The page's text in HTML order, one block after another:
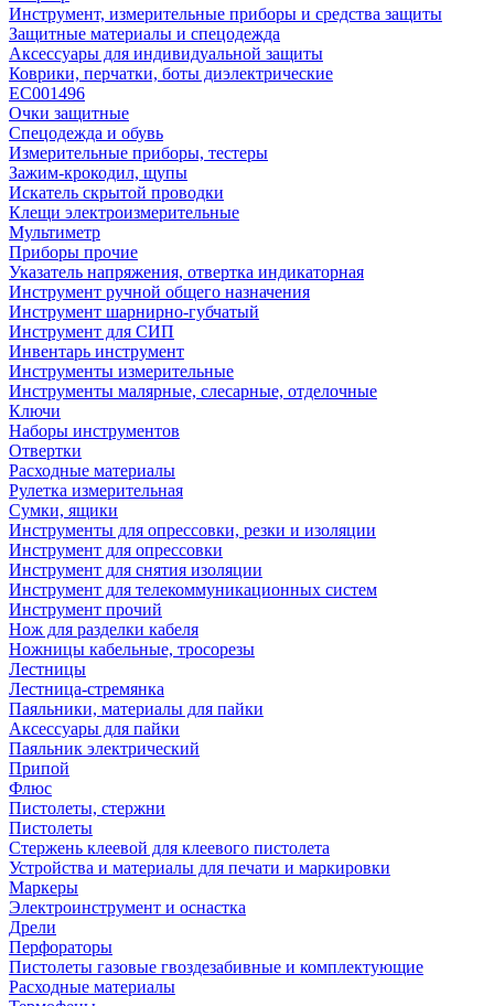
Инструмент, измерительные приборы и средства защиты
Защитные материалы и спецодежда
Аксессуары для индивидуальной защиты
Коврики, перчатки, боты диэлектрические
EC001496
Очки защитные
Спецодежда и обувь
Измерительные приборы, тестеры
Зажим-крокодил, щупы
Искатель скрытой проводки
Клещи электроизмерительные
Мультиметр
Приборы прочие
Указатель напряжения, отвертка индикаторная
Инструмент ручной общего назначения
Инструмент шарнирно-губчатый
Инструмент для СИП
Инвентарь инструмент
Инструменты измерительные
Инструменты малярные, слесарные, отделочные
Ключи
Наборы инструментов
Отвертки
Расходные материалы
Рулетка измерительная
Сумки, ящики
Инструменты для опрессовки, резки и изоляции
Инструмент для опрессовки
Инструмент для снятия изоляции
Инструмент для телекоммуникационных систем
Инструмент прочий
Нож для разделки кабеля
Ножницы кабельные, тросорезы
Лестницы
Лестница-стремянка
Паяльники, материалы для пайки
Аксессуары для пайки
Паяльник электрический
Припой
Флюс
Пистолеты, стержни
Пистолеты
Стержень клеевой для клеевого пистолета
Устройства и материалы для печати и маркировки
Маркеры
Электроинструмент и оснастка
Дрели
Перфораторы
Пистолеты газовые гвоздезабивные и комплектующие
Расходные материалы